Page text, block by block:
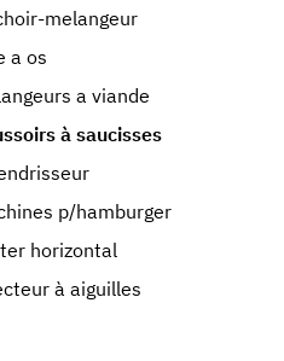
melangeur
a os
a viande
à saucisses
p/hamburger
horizontal
à aiguilles